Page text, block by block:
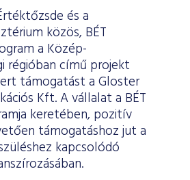
és a
közös, BÉT
a Közép-
régióban című projekt
támogatást a Gloster
Kft. A vállalat a BÉT
keretében, pozitív
támogatáshoz jut a
kapcsolódó